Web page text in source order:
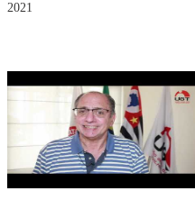
2021